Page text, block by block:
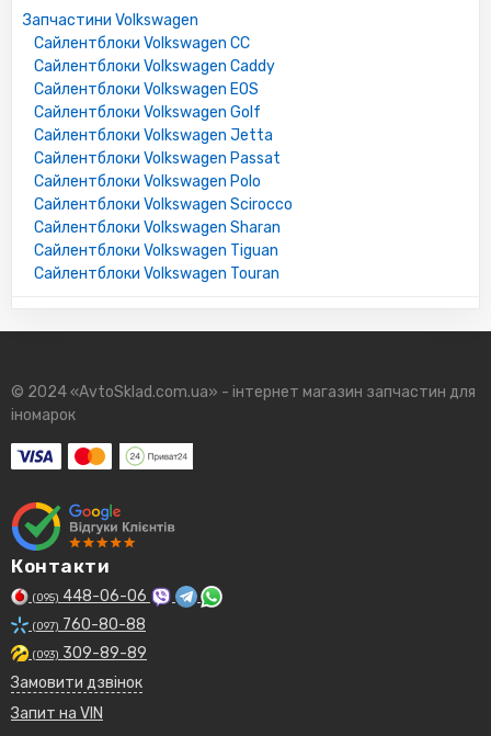
Запчастини Volkswagen
Сайлентблоки Volkswagen CC
Сайлентблоки Volkswagen Caddy
Сайлентблоки Volkswagen EOS
Сайлентблоки Volkswagen Golf
Сайлентблоки Volkswagen Jetta
Сайлентблоки Volkswagen Passat
Сайлентблоки Volkswagen Polo
Сайлентблоки Volkswagen Scirocco
Сайлентблоки Volkswagen Sharan
Сайлентблоки Volkswagen Tiguan
Сайлентблоки Volkswagen Touran
© 2024 «AvtoSklad.com.ua» - інтернет магазин запчастин для
іномарок
Контакти
(095) 448-06-06
(097) 760-80-88
(093) 309-89-89
Замовити дзвінок
Запит на VIN